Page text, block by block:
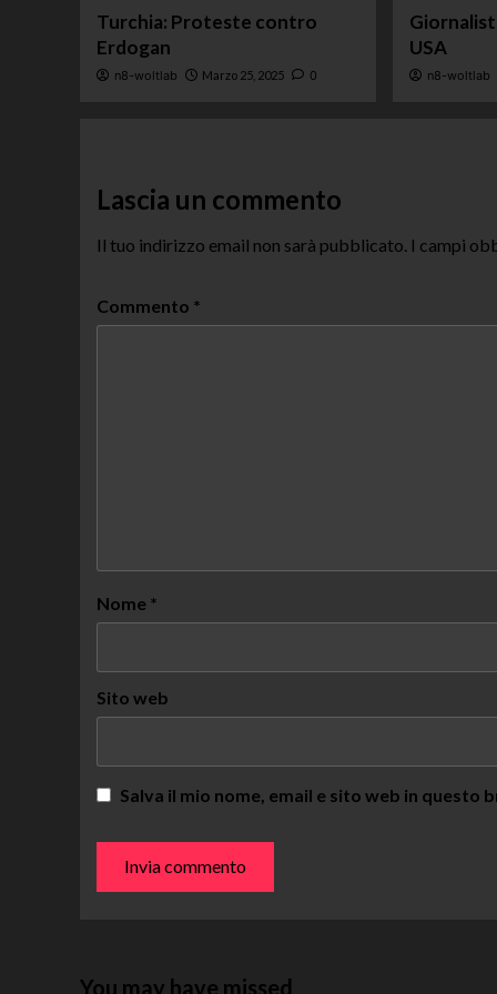
Turchia: Proteste contro
Erdogan
n8-woltlab Marzo 25, 2025 0
USA
n8-woltlab
Lascia un commento
Il tuo indirizzo email non sarà pubblicato. I campi
Commento *
Nome *
Sito web
Salva il mio nome, email e sito web in
You may have missed